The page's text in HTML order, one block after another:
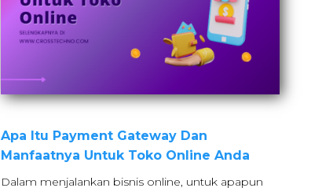
Apa Itu Payment Gateway Dan
Manfaatnya Untuk Toko Online Anda
Dalam menjalankan bisnis online, untuk apapun